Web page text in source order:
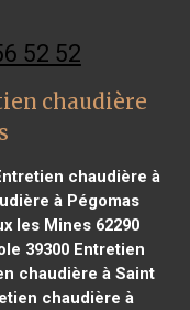
52 52
chaudière
chaudière à
à Pégomas
les Mines 62290
39300 Entretien
chaudière à Saint
chaudière à